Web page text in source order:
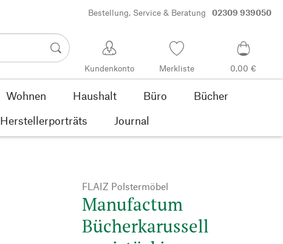
Bestellung, Service & Beratung 02309 939050
Kundenkonto Merkliste 0,00 €
Wohnen Haushalt Büro
Bücher
Herstellerporträts Journal
FLAIZ Polstermöbel
Manufactum
Bücherkarussell